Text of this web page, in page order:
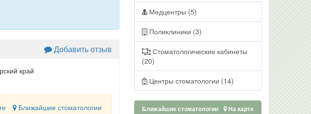
Добавить отзыв
край
Ближайшие стоматологии
Медцентры (5)
Поликлиники (3)
Стоматологические кабинеты
(20)
Центры стоматологии (14)
Ближайшие стоматологии На карте